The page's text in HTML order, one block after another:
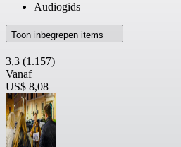
Audiogids
Toon inbegrepen items
3,3 (1.157)
Vanaf
US$ 8,08